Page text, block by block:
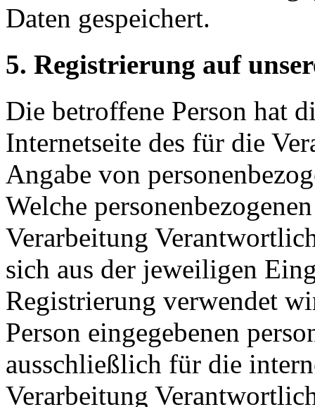
Daten gespeichert.
5. Registrierung auf
Die betroffene Person hat
Internetseite des für die
Angabe von
Welche
Verarbeitung
sich aus der jeweiligen
Registrierung verwendet
Person eingegebenen
ausschließlich für die
Verarbeitung